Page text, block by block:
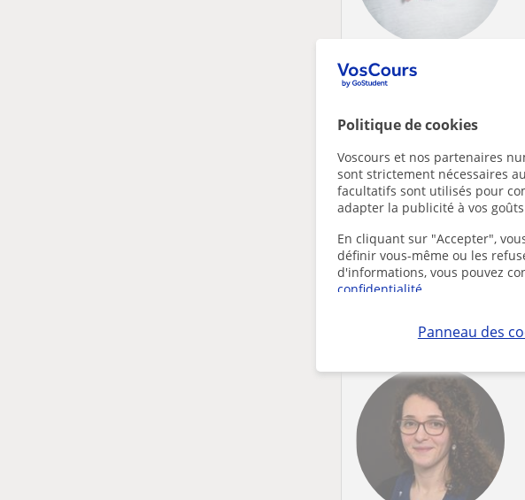
Politique de cookies
Voscours et nos partenaires
sont strictement nécessaires
facultatifs sont utilisés pour
adapter la publicité à vos
En cliquant sur "Accepter",
définir vous-même ou les
d'informations, vous pouvez
confidentialité.
Panneau des